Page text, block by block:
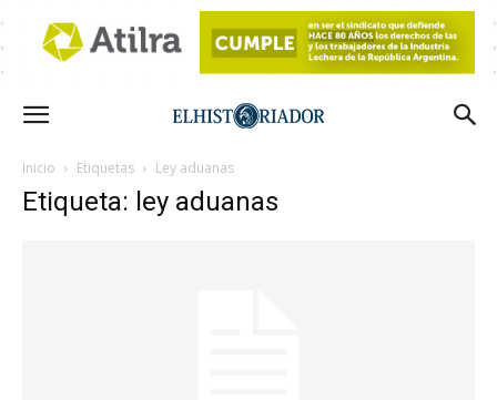
Inicio Etiquetas Ley aduanas
Etiqueta: ley aduanas